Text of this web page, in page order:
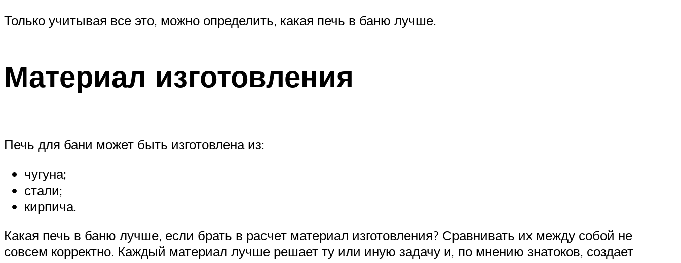
Только учитывая все это, можно определить, какая печь в баню лучше.
Материал изготовления
Печь для бани может быть изготовлена из:
чугуна;
стали;
кирпича.
Какая печь в баню лучше, если брать в расчет материал изготовления? Сравнивать их между собой не
совсем корректно. Каждый материал лучше решает ту или иную задачу и, по мнению знатоков, создает